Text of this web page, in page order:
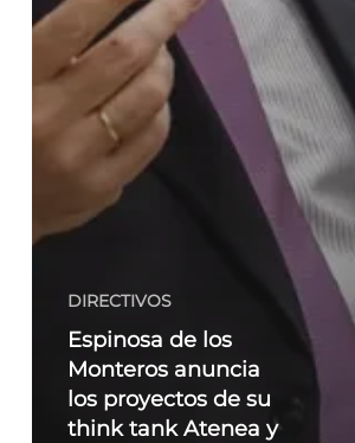
DIRECTIVOS
Espinosa de los
Monteros anuncia
los proyectos de su
think tank Atenea y